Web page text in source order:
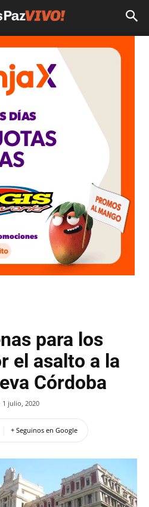
para los
el asalto a la
Córdoba
1 julio, 2020
+ Seguinos en Google